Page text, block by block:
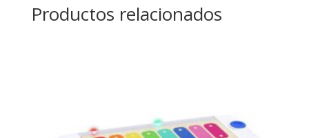
Productos relacionados